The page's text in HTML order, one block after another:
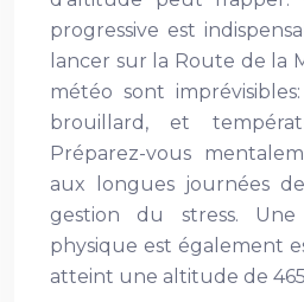
progressive est
lancer sur la Route de la
météo sont
brouillard, et
Préparez-vous
aux longues journées
gestion du stress.
physique est également
atteint une altitude de